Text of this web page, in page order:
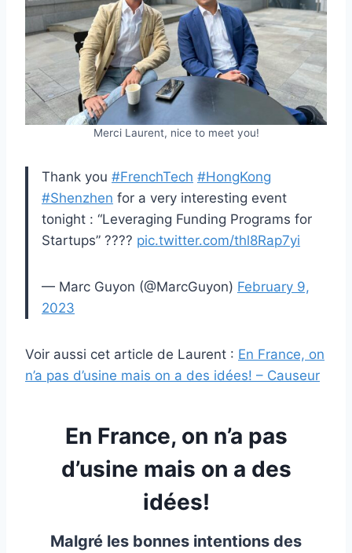
Merci Laurent, nice to meet you!
Thank you #FrenchTech #HongKong
#Shenzhen for a very interesting event
tonight : “Leveraging Funding Programs for
Startups” ???? pic.twitter.com/thl8Rap7yi
— Marc Guyon (@MarcGuyon) February 9,
2023
Voir aussi cet article de Laurent : En France, on
n’a pas d’usine mais on a des idées! – Causeur
En France, on n’a pas
d’usine mais on a des
idées!
Malgré les bonnes intentions des